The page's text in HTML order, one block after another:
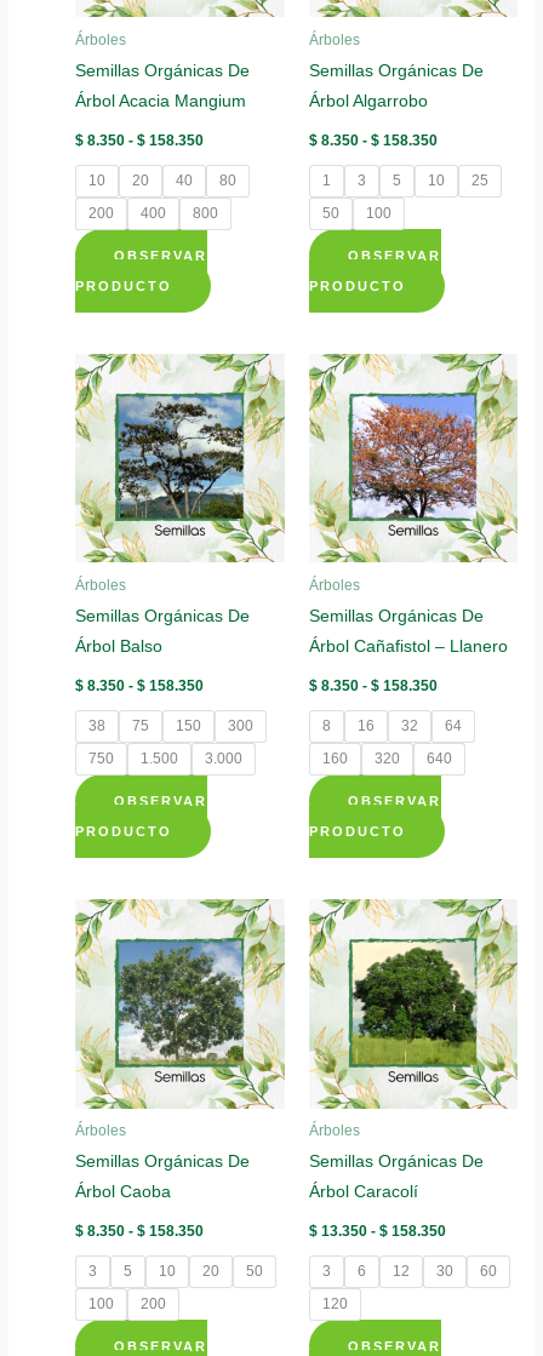
elegir
la
página
producto
elegir
la
producto
Árboles
Semillas Orgánicas De
Árbol Acacia Mangium
$ 8.350 - $ 158.350
precios:
desde
$ 8.350
hasta
$ 158.350
10 20 40
80
200
400 800
OBSERVAR
PRODUCTO
Este
múltiples
variantes.
Las
opciones
se
pueden
elegir
la
producto
Árboles
Semillas Orgánicas De
Árbol Algarrobo
$8.350 - $158.350Rango
precios:
desde
hasta
$ 158.350
1 3 5 10
25
50
100
OBSERVAR
PRODUCTO
Este
múltiples
variantes.
Las
opciones
se
pueden
elegir
la
página
producto
Árboles
Semillas Orgánicas De
Árbol Balso
$ 8.350 - $ 158.350
precios:
desde
$ 8.350
hasta
$ 158.350
38 75 150
300
750
1.500 3.000
OBSERVAR
PRODUCTO
Este
múltiples
variantes.
Las
opciones
se
pueden
elegir
la
producto
Árboles
Semillas Orgánicas De
Árbol Cañafistol – Llanero
$8.350 - $158.350Rango
precios:
desde
$ 8.350
hasta
$ 158.350
8 16 32
64
160
320 640
OBSERVAR
PRODUCTO
Este
múltiples
variantes.
Las
opciones
se
pueden
elegir
la
de
producto
Árboles
Semillas Orgánicas De
Árbol Caoba
$ 8.350 - $ 158.350
precios:
hasta
$ 158.350
3 5 10 20
50
100
200
OBSERVAR
Árboles
Semillas Orgánicas De
Árbol Caracolí
$13.350 - $158.350Rango
precios:
3 6 12 30
60
120
OBSERVAR